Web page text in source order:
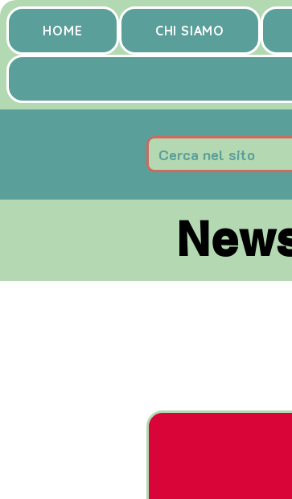
HOME CHI SIAMO